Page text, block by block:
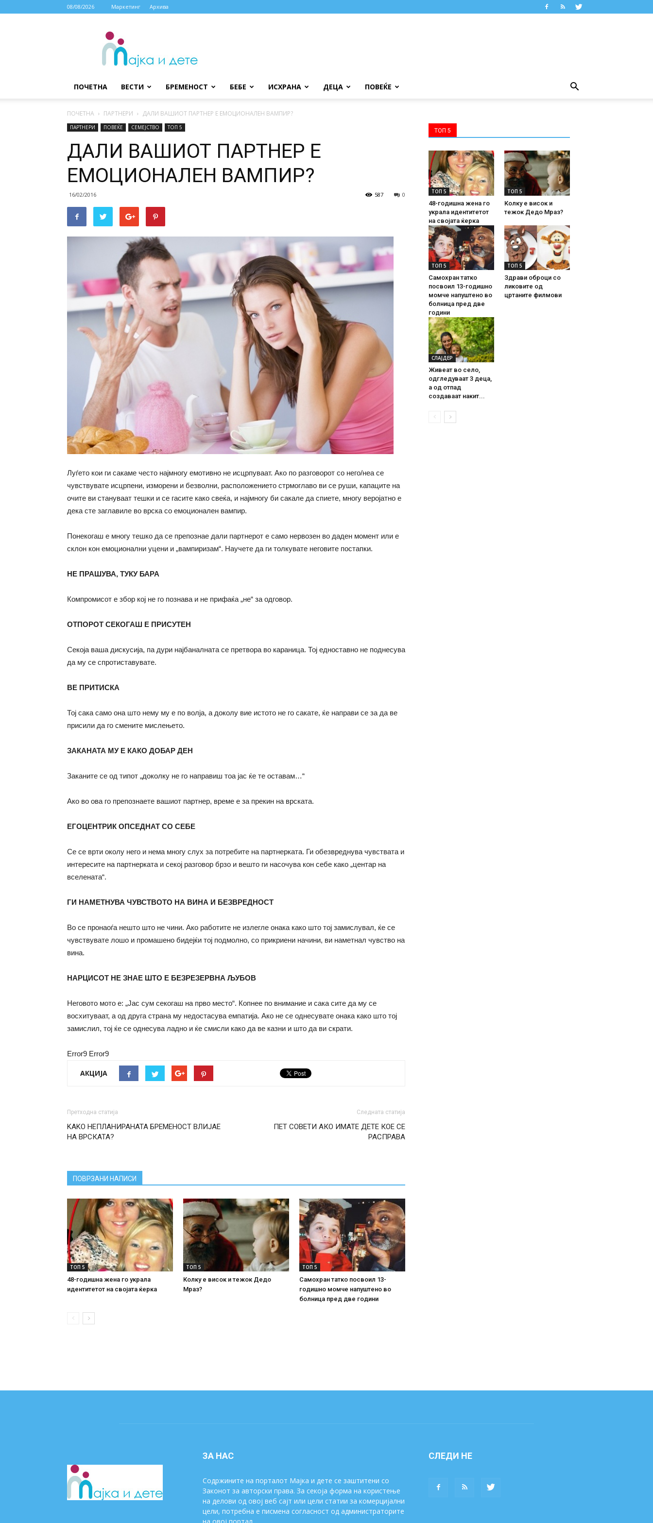
08/08/2026 Маркетинг Архива
МАЈКА
ДЕТЕ
ПОЧЕТНА ВЕСТИ БРЕМЕНОСТ БЕБЕ ИСХРАНА ДЕЦА ПОВЕЌЕ
ПОЧЕТНА ПАРТНЕРИ ДАЛИ ВАШИОТ ПАРТНЕР Е ЕМОЦИОНАЛЕН ВАМПИР?
ПАРТНЕРИ ПОВЕЌЕ СЕМЕЈСТВО ТОП 5
ДАЛИ ВАШИОТ ПАРТНЕР Е
ЕМОЦИОНАЛЕН ВАМПИР?
16/02/2016 0
587
Луѓето кои ги сакаме често најмногу емотивно не исцрпуваат. Ако по разговорот со него/неа се
чувствувате исцрпени, изморени и безволни, расположението стрмоглаво ви се руши, капаците на
очите ви стануваат тешки и се гасите како свеќа, и најмногу би сакале да спиете, многу веројатно е
дека сте заглавиле во врска со емоционален вампир.
Понекогаш е многу тешко да се препознае дали партнерот е само нервозен во даден момент или е
склон кон емоционални уцени и „вампиризам“. Научете да ги толкувате неговите постапки.
НЕ ПРАШУВА, ТУКУ БАРА
Компромисот е збор кој не го познава и не прифаќа „не“ за одговор.
ОТПОРОТ СЕКОГАШ Е ПРИСУТЕН
Секоја ваша дискусија, па дури најбаналната се претвора во караница. Тој едноставно не поднесува
да му се спротиставувате.
ВЕ ПРИТИСКА
Тој сака само она што нему му е по волја, а доколу вие истото не го сакате, ќе направи се за да ве
присили да го смените мислењето.
ЗАКАНАТА МУ Е КАКО ДОБАР ДЕН
Заканите се од типот „доколку не го направиш тоа јас ќе те оставам…“
Ако во ова го препознаете вашиот партнер, време е за прекин на врската.
ЕГОЦЕНТРИК ОПСЕДНАТ СО СЕБЕ
Се се врти околу него и нема многу слух за потребите на партнерката. Ги обезвреднува чувствата и
интересите на партнерката и секој разговор брзо и вешто ги насочува кон себе како „центар на
вселената“.
ГИ НАМЕТНУВА ЧУВСТВОТО НА ВИНА И БЕЗВРЕДНОСТ
Во се пронаоѓа нешто што не чини. Ако работите не излегле онака како што тој замислувал, ќе се
чувствувате лошо и промашено бидејќи тој подмолно, со прикриени начини, ви наметнал чувство на
вина.
НАРЦИСОТ НЕ ЗНАЕ ШТО Е БЕЗРЕЗЕРВНА ЉУБОВ
Неговото мото е: „Јас сум секогаш на прво место“. Копнее по внимание и сака сите да му се
восхитуваат, а од друга страна му недостасува емпатија. Ако не се однесувате онака како што тој
замислил, тој ќе се однесува ладно и ќе смисли како да ве казни и што да ви скрати.
Error9 Error9
АКЦИЈА
Претходна статија
KAKO НЕПЛАНИРАНАТА БРЕМЕНОСТ ВЛИЈАЕ
НА ВРСКАТА?
Следната статија
ПЕТ СОВЕТИ АКО ИМАТЕ ДЕТЕ КОЕ СЕ
РАСПРАВА
ПОВРЗАНИ НАПИСИ
ТОП 5
48-годишна жена го украла
идентитетот на својата ќерка
ТОП 5
Колку е висок и тежок Дедо
Мраз?
ТОП 5
Самохран татко посвоил 13-
годишно момче напуштено во
болница пред две години
ТОП 5
ТОП 5
48-годишна жена го
украла идентитетот
на својата ќерка
ТОП 5
Колку е висок и
тежок Дедо Мраз?
ТОП 5
Самохран татко
посвоил 13-годишно
момче напуштено во
болница пред две
години
ТОП 5
Здрави оброци со
ликовите од
цртаните филмови
СЛАЈДЕР
Живеат во село,
одгледуваат 3 деца,
а од отпад
создаваат накит...
ЗА НАС
Содржините на порталот Мајка и дете се заштитени со
Законот за авторски права. За секоја форма на користење
на делови од овој веб сајт или цели статии за комерцијални
цели, потребна е писмена согласност од администраторите
СЛЕДИ НЕ